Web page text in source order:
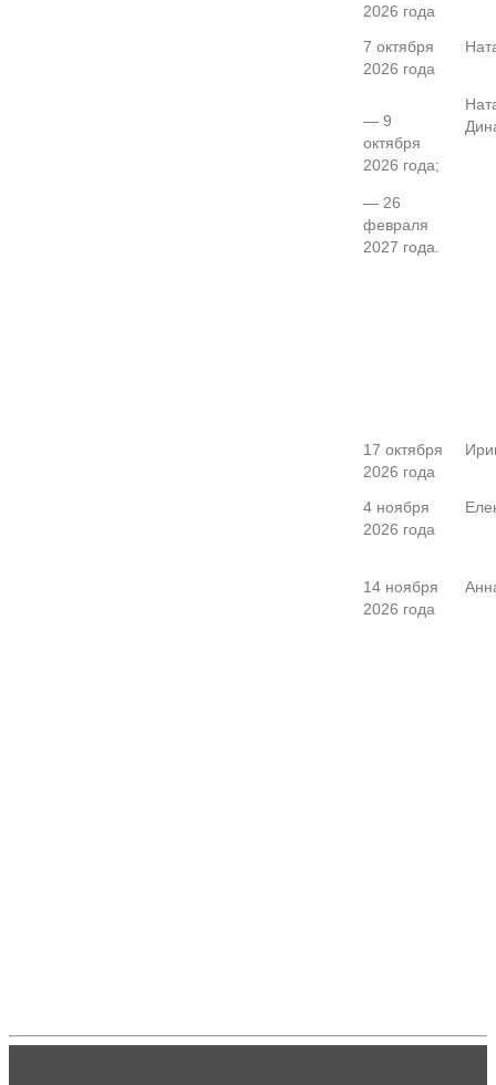
2026 года
7 октября
2026 года
— 9
октября
2026 года;
— 26
февраля
2027 года.
17 октября
2026 года
4 ноября
2026 года
14 ноября
2026 года